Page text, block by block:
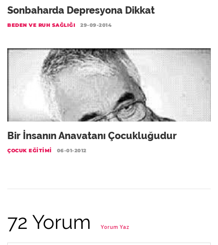
Sonbaharda Depresyona Dikkat
BEDEN VE RUH SAĞLIĞI 29-09-2014
Bir İnsanın Anavatanı Çocukluğudur
ÇOCUK EĞITIMI 06-01-2012
72 Yorum Yorum Yaz